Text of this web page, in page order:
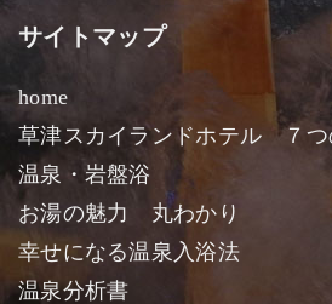
サイトマップ
home
草津スカイランドホテル ７つ
温泉・岩盤浴
お湯の魅力 丸わかり
幸せになる温泉入浴法
温泉分析書